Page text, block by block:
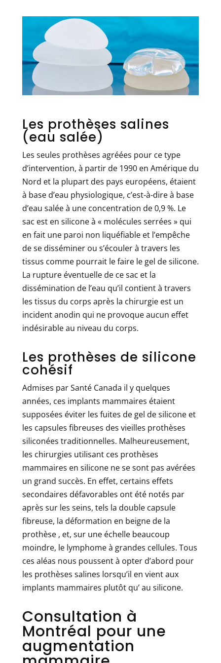
Les prothèses salines
(eau salée)
Les seules prothèses agréées pour ce type
d’intervention, à partir de 1990 en Amérique du
Nord et la plupart des pays européens, étaient
à base d’eau physiologique, c’est-à-dire à base
d’eau salée à une concentration de 0,9 %. Le
sac est en silicone à « molécules serrées » qui
en fait une paroi non liquéfiable et l’empêche
de se disséminer ou s’écouler à travers les
tissus comme pourrait le faire le gel de silicone.
La rupture éventuelle de ce sac et la
dissémination de l’eau qu’il contient à travers
les tissus du corps après la chirurgie est un
incident anodin qui ne provoque aucun effet
indésirable au niveau du corps.
Les prothèses de silicone
cohésif
Admises par Santé Canada il y quelques
années, ces implants mammaires étaient
supposées éviter les fuites de gel de silicone et
les capsules fibreuses des vieilles prothèses
siliconées traditionnelles. Malheureusement,
les chirurgies utilisant ces prothèses
mammaires en silicone ne se sont pas avérées
un grand succès. En effet, certains effets
secondaires défavorables ont été notés par
après sur les seins, tels la double capsule
fibreuse, la déformation en beigne de la
prothèse , et, sur une échelle beaucoup
moindre, le lymphome à grandes cellules. Tous
ces aléas nous poussent à opter d’abord pour
les prothèses salines lorsqu’il en vient aux
implants mammaires plutôt qu’ au silicone.
Consultation à
Montréal pour une
augmentation